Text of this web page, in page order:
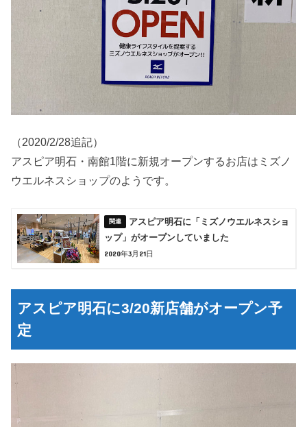
（2020/2/28追記）
アスピア明石・南館1階に新規オープンするお店はミズノ
ウエルネスショップのようです。
アスピア明石に「ミズノウエルネスショ
ップ」がオープンしていました
2020年3月21日
アスピア明石に3/20新店舗がオープン予
定